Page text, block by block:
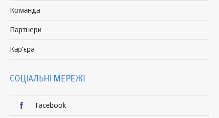
Команда
Партнери
Кар'єра
СОЦІАЛЬНІ МЕРЕЖІ
Facebook